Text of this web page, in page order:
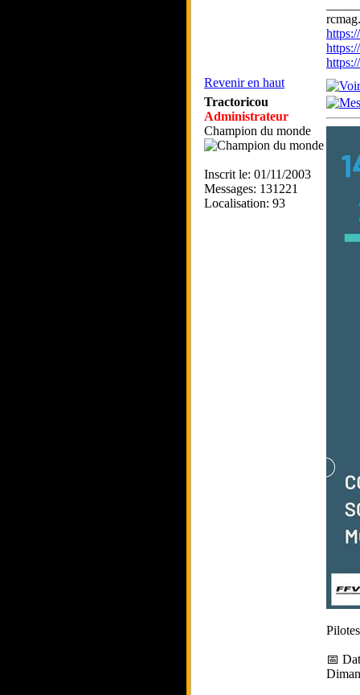
Revenir en haut
Tractoricou
Administrateur
Champion du monde
Inscrit le: 01/11/2003
Messages: 131221
Localisation: 93
📅